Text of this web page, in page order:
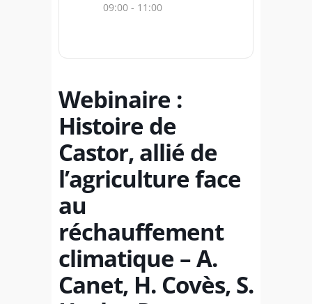
09:00 - 11:00
Webinaire :
Histoire de
Castor, allié de
l’agriculture face
au
réchauffement
climatique – A.
Canet, H. Covès, S.